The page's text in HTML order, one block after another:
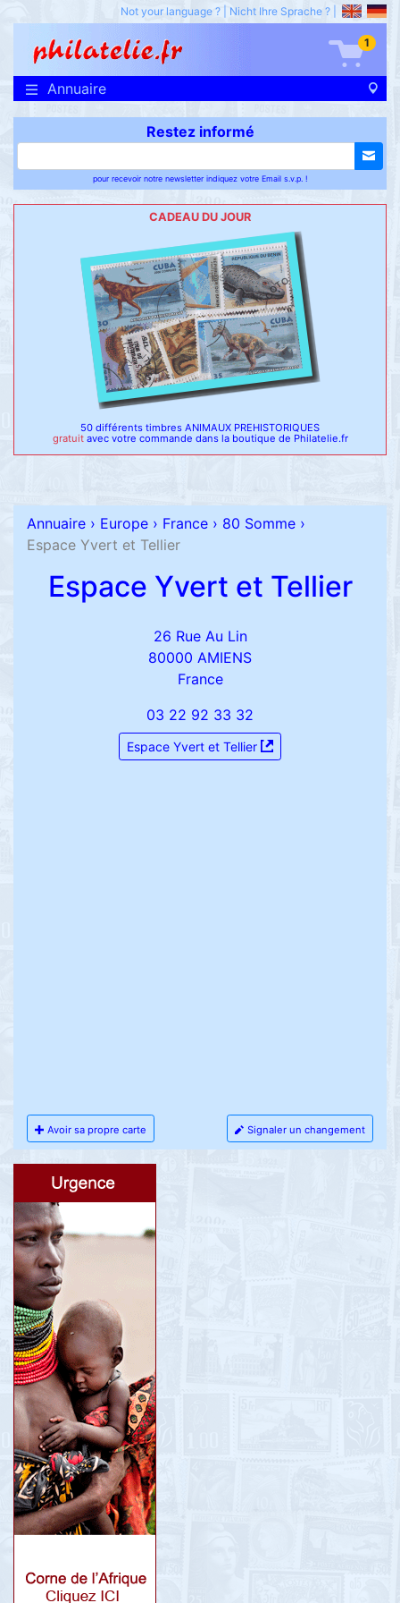
Not your language ? Nicht Ihre Sprache ?
1
Annuaire
Restez informé
pour recevoir notre newsletter indiquez votre Email s.v.p. !
CADEAU DU JOUR
50 différents timbres ANIMAUX PREHISTORIQUES
gratuit avec votre commande dans la boutique de Philatelie.fr
Annuaire › Europe › France › 80 Somme ›
Espace Yvert et Tellier
Espace Yvert et Tellier
26 Rue Au Lin
80000 AMIENS
France
03 22 92 33 32
Espace Yvert et Tellier
Avoir sa propre carte Signaler un changement